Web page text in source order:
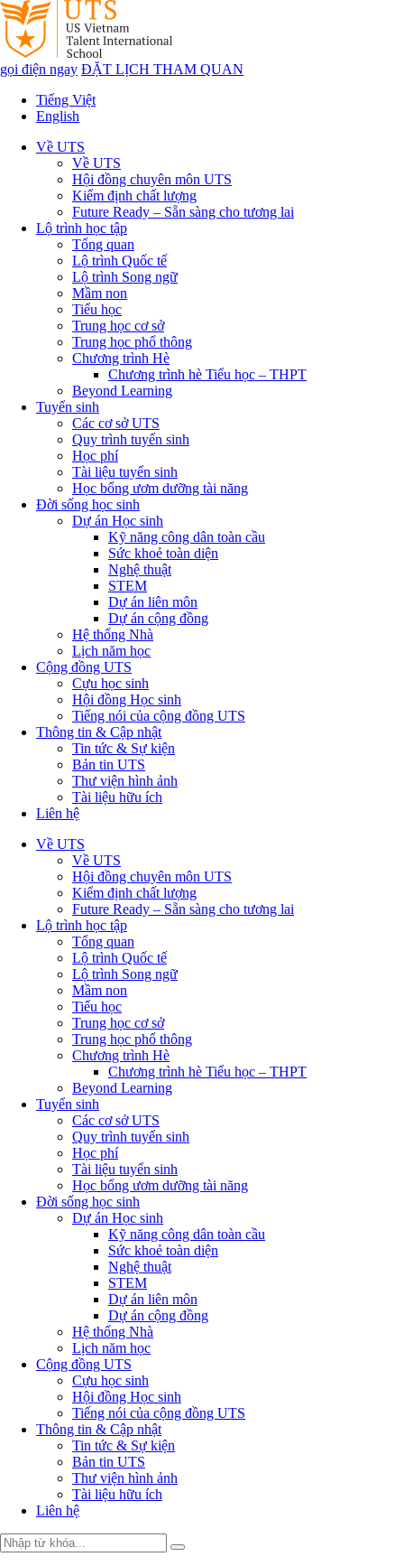
gọi điện ngay ĐẶT LỊCH THAM QUAN
Tiếng Việt
English
Về UTS
Về UTS
Hội đồng chuyên môn UTS
Kiểm định chất lượng
Future Ready – Sẵn sàng cho tương lai
Lộ trình học tập
Tổng quan
Lộ trình Quốc tế
Lộ trình Song ngữ
Mầm non
Tiểu học
Trung học cơ sở
Trung học phổ thông
Chương trình Hè
Chương trình hè Tiểu học – THPT
Beyond Learning
Tuyển sinh
Các cơ sở UTS
Quy trình tuyển sinh
Học phí
Tài liệu tuyển sinh
Học bổng ươm dưỡng tài năng
Đời sống học sinh
Dự án Học sinh
Kỹ năng công dân toàn cầu
Sức khoẻ toàn diện
Nghệ thuật
STEM
Dự án liên môn
Dự án cộng đồng
Hệ thống Nhà
Lịch năm học
Cộng đồng UTS
Cựu học sinh
Hội đồng Học sinh
Tiếng nói của cộng đồng UTS
Thông tin & Cập nhật
Tin tức & Sự kiện
Bản tin UTS
Thư viện hình ảnh
Tài liệu hữu ích
Liên hệ
Về UTS
Về UTS
Hội đồng chuyên môn UTS
Kiểm định chất lượng
Future Ready – Sẵn sàng cho tương lai
Lộ trình học tập
Tổng quan
Lộ trình Quốc tế
Lộ trình Song ngữ
Mầm non
Tiểu học
Trung học cơ sở
Trung học phổ thông
Chương trình Hè
Chương trình hè Tiểu học – THPT
Beyond Learning
Tuyển sinh
Các cơ sở UTS
Quy trình tuyển sinh
Học phí
Tài liệu tuyển sinh
Học bổng ươm dưỡng tài năng
Đời sống học sinh
Dự án Học sinh
Kỹ năng công dân toàn cầu
Sức khoẻ toàn diện
Nghệ thuật
STEM
Dự án liên môn
Dự án cộng đồng
Hệ thống Nhà
Lịch năm học
Cộng đồng UTS
Cựu học sinh
Hội đồng Học sinh
Tiếng nói của cộng đồng UTS
Thông tin & Cập nhật
Tin tức & Sự kiện
Bản tin UTS
Thư viện hình ảnh
Tài liệu hữu ích
Liên hệ